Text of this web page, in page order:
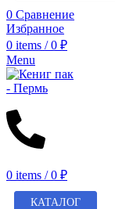
0 Сравнение
Избранное
0 items / 0 ₽
Menu
0 items / 0 ₽
КАТАЛОГ